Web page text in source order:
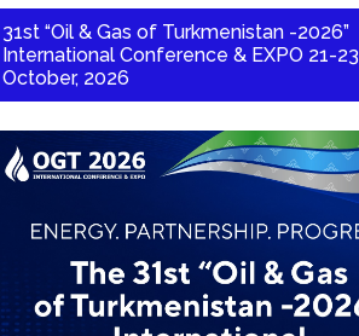
31st “Oil & Gas of Turkmenistan -2026”
International Conference & EXPO 21-23
October, 2026